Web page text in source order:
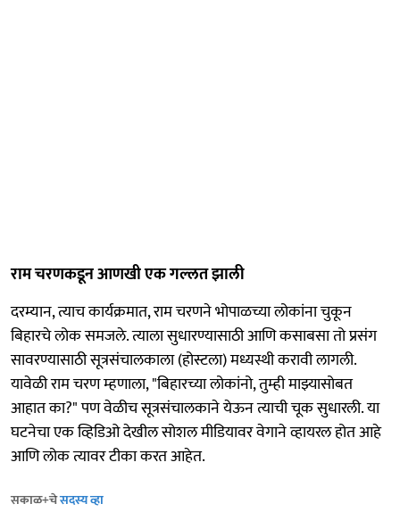
राम चरणकडून आणखी एक गल्लत झाली
दरम्यान, त्याच कार्यक्रमात, राम चरणने भोपाळच्या लोकांना चुकून
बिहारचे लोक समजले. त्याला सुधारण्यासाठी आणि कसाबसा तो प्रसंग
सावरण्यासाठी सूत्रसंचालकाला (होस्टला) मध्यस्थी करावी लागली.
यावेळी राम चरण म्हणाला, "बिहारच्या लोकांनो, तुम्ही माझ्यासोबत
आहात का?" पण वेळीच सूत्रसंचालकाने येऊन त्याची चूक सुधारली. या
घटनेचा एक व्हिडिओ देखील सोशल मीडियावर वेगाने व्हायरल होत आहे
आणि लोक त्यावर टीका करत आहेत.
सकाळ+चेसदस्य व्हा